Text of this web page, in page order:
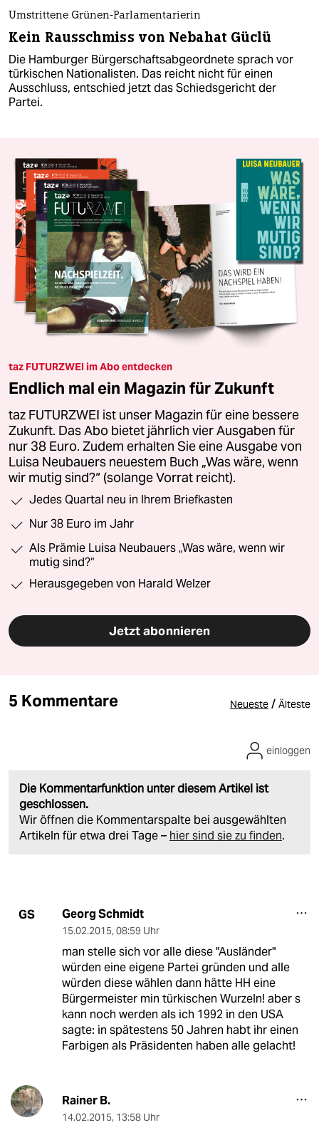
Umstrittene Grünen-Parlamentarierin
Kein Rausschmiss von Nebahat Güclü
Die Hamburger Bürgerschaftsabgeordnete sprach vor
türkischen Nationalisten. Das reicht nicht für einen
Ausschluss, entschied jetzt das Schiedsgericht der
Partei.
taz FUTURZWEI im Abo entdecken
Endlich mal ein Magazin für Zukunft
taz FUTURZWEI ist unser Magazin für eine bessere
Zukunft. Das Abo bietet jährlich vier Ausgaben für
nur 38 Euro. Zudem erhalten Sie eine Ausgabe von
Luisa Neubauers neuestem Buch „Was wäre, wenn
wir mutig sind?“ (solange Vorrat reicht).
Jedes Quartal neu in Ihrem Briefkasten
Nur 38 Euro im Jahr
Als Prämie Luisa Neubauers „Was wäre, wenn wir
mutig sind?“
Herausgegeben von Harald Welzer
Jetzt abonnieren
5 Kommentare Neueste / Älteste
Die Kommentarfunktion unter diesem Artikel ist
geschlossen.
Wir öffnen die Kommentarspalte bei ausgewählten
Artikeln für etwa drei Tage – hier sind sie zu finden.
einloggen
GS Georg Schmidt
15.02.2015, 08:59 Uhr
man stelle sich vor alle diese "Ausländer"
würden eine eigene Partei gründen und alle
würden diese wählen dann hätte HH eine
Bürgermeister min türkischen Wurzeln! aber s
kann noch werden als ich 1992 in den USA
sagte: in spätestens 50 Jahren habt ihr einen
Farbigen als Präsidenten haben alle gelacht!
Rainer B.
14.02.2015, 13:58 Uhr